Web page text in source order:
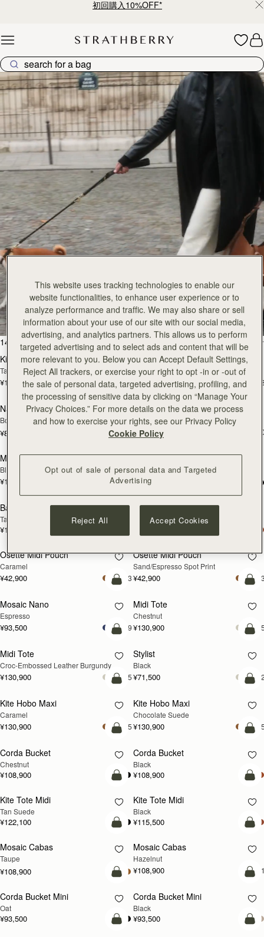
初回購入10%OFF*
ストラスベリーのバッグコレクション – 上質なクラフトマン
全ての商品を見る
スペインで丁寧に手作りされています
146点のアイテム
絞り込み・並べ替え：
カートに追加
Kite Hobo
Tan Suede
¥115,500 +8
Kite Hobo
Espresso
¥115,500
カートに追加
Nano Tote
Bottle Green
¥82,500
Mosaic Bag
Caramel
¥108,900
カートに追加
Mosaic Bag
Black
¥108,900 +10
Charlotte Drawstring
Chocolate Suede
¥75,900
カートに追加
Barra Mini
Tan
¥115,500
Barra Mini
Espresso
カートに追加
Osette Midi Pouch
Caramel
¥42,900 +3
Osette Midi Pouch
Sand/Espresso Spot Print
¥42,900
カートに追加
Mosaic Nano
Espresso
¥93,500 +9
カ
Midi Tote
Chestnut
¥130,900
カートに追加
Midi Tote
Croc-Embossed Leather Burgundy
¥130,900 +5
カ
Stylist
Black
¥71,500
カートに追加
Kite Hobo Maxi
Caramel
¥130,900 +5
カ
Kite Hobo Maxi
Chocolate Suede
¥130,900
カートに追加
Corda Bucket
Chestnut
¥108,900
カ
Corda Bucket
Black
¥108,900
カートに追加
Kite Tote Midi
Tan Suede
¥122,100
カ
Kite Tote Midi
Black
¥115,500
新登場
カートに追加
Mosaic Cabas
Taupe
¥108,900
新登場
カ
Mosaic Cabas
Hazelnut
¥108,900
カートに追加
Corda Bucket Mini
Oat
¥93,500
カ
Corda Bucket Mini
Black
¥93,500
カートに追加
カ
This website uses tracking technologies to enable our
website functionalities, to enhance user experience or to
analyze performance and traffic. We may also share or sell
information about your use of our site with our social media,
advertising, and analytics partners. This allows us to perform
targeted advertising and to select ads and content that will be
more relevant to you. Below you can Accept Default Settings,
Reject All trackers, or exercise your right to opt -in or -out of
the sale of personal data, targeted advertising, profiling, and
the processing of sensitive data by clicking on “Manage Your
Privacy Choices.” For more details on the data we process
and how to exercise your rights, see our Privacy Policy
Cookie Policy
Opt out of sale of personal data and Targeted
Advertising
Reject All Accept Cookies